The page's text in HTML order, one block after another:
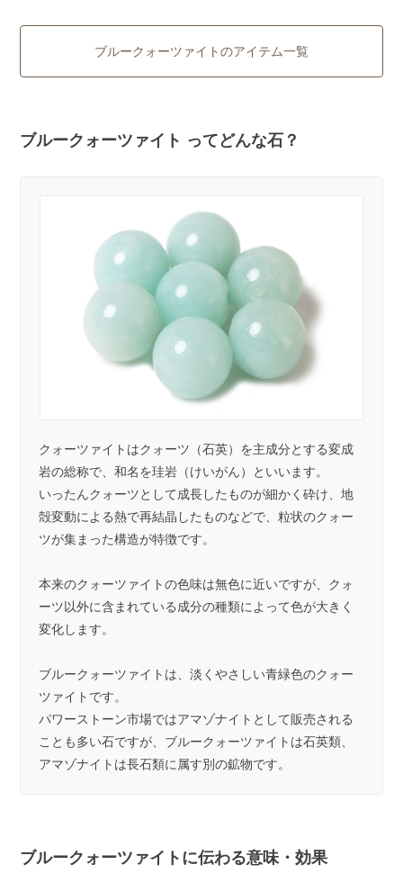
ブルークォーツァイトのアイテム一覧
ブルークォーツァイト ってどんな石？
クォーツァイトはクォーツ（石英）を主成分とする変成
岩の総称で、和名を珪岩（けいがん）といいます。
いったんクォーツとして成長したものが細かく砕け、地
殻変動による熱で再結晶したものなどで、粒状のクォー
ツが集まった構造が特徴です。
本来のクォーツァイトの色味は無色に近いですが、クォ
ーツ以外に含まれている成分の種類によって色が大きく
変化します。
ブルークォーツァイトは、淡くやさしい青緑色のクォー
ツァイトです。
パワーストーン市場ではアマゾナイトとして販売される
ことも多い石ですが、ブルークォーツァイトは石英類、
アマゾナイトは長石類に属す別の鉱物です。
ブルークォーツァイトに伝わる意味・効果